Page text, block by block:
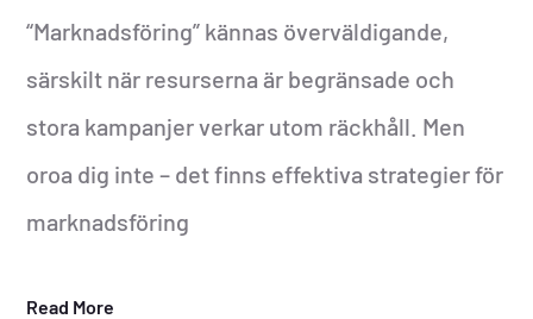
“Marknadsföring” kännas överväldigande,
särskilt när resurserna är begränsade och
stora kampanjer verkar utom räckhåll. Men
oroa dig inte – det finns effektiva strategier för
marknadsföring
Read More